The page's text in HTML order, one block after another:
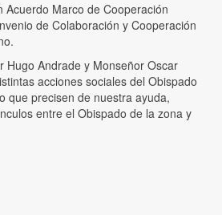
Marco de Cooperación
de Colaboración y Cooperación
Hugo Andrade y Monseñor Oscar
acciones sociales del Obispado
que precisen de nuestra ayuda,
entre el Obispado de la zona y